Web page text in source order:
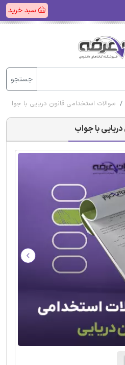
سبد خرید
جستجو
سوالات استخدامی قانون دریایی با جواب
با جواب